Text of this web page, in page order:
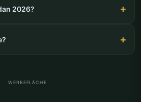
2026?
WERBEFLÄCHE